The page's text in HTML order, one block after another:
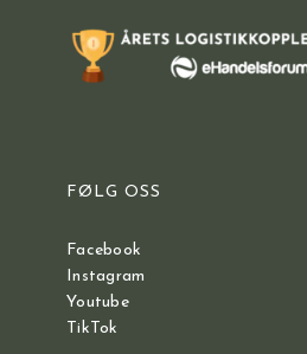
FØLG OSS
Facebook
Instagram
Youtube
TikTok